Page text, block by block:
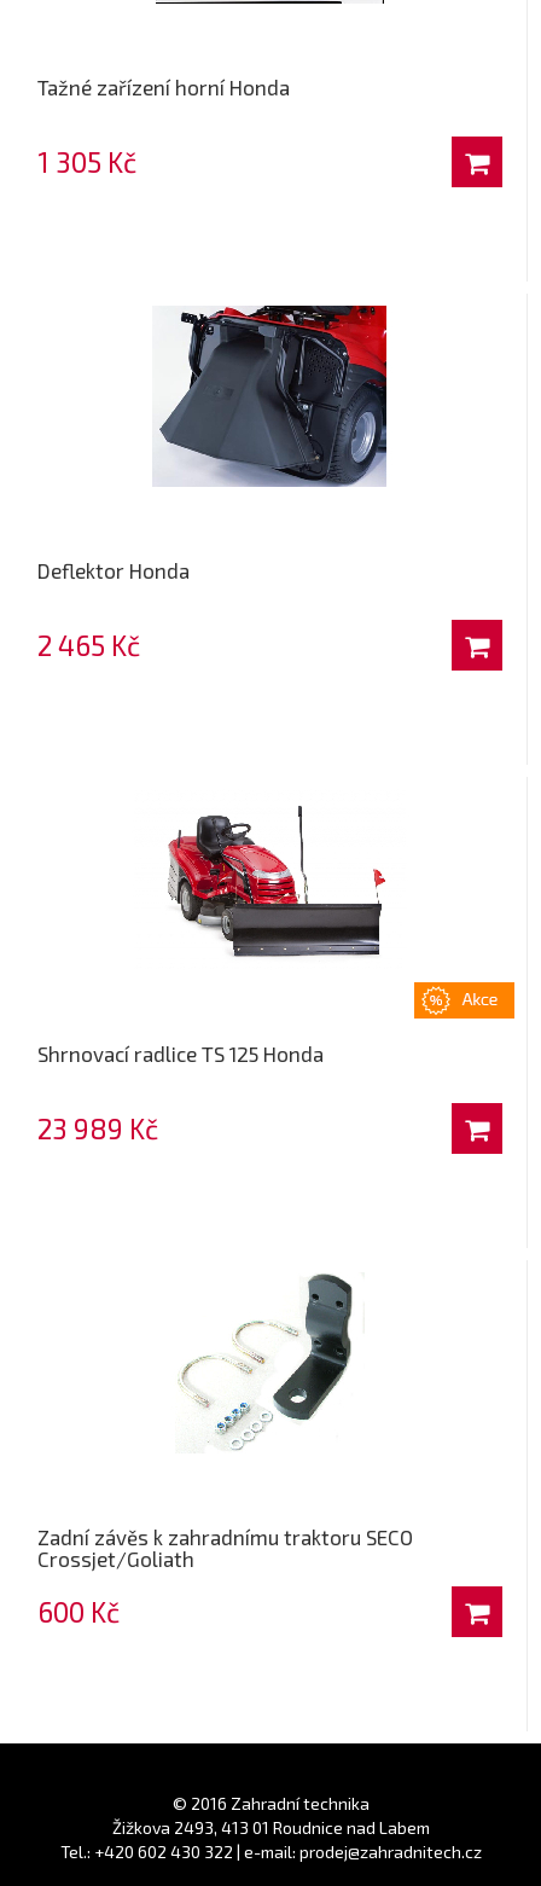
Tažné zařízení horní Honda
1 305 Kč
Deflektor Honda
2 465 Kč
Shrnovací radlice TS 125 Honda
23 989 Kč
Zadní závěs k zahradnímu traktoru SECO
Crossjet/Goliath
600 Kč
© 2016 Zahradní technika
Žižkova 2493, 413 01 Roudnice nad Labem
Tel.: +420 602 430 322 | e-mail: prodej@zahradnitech.cz